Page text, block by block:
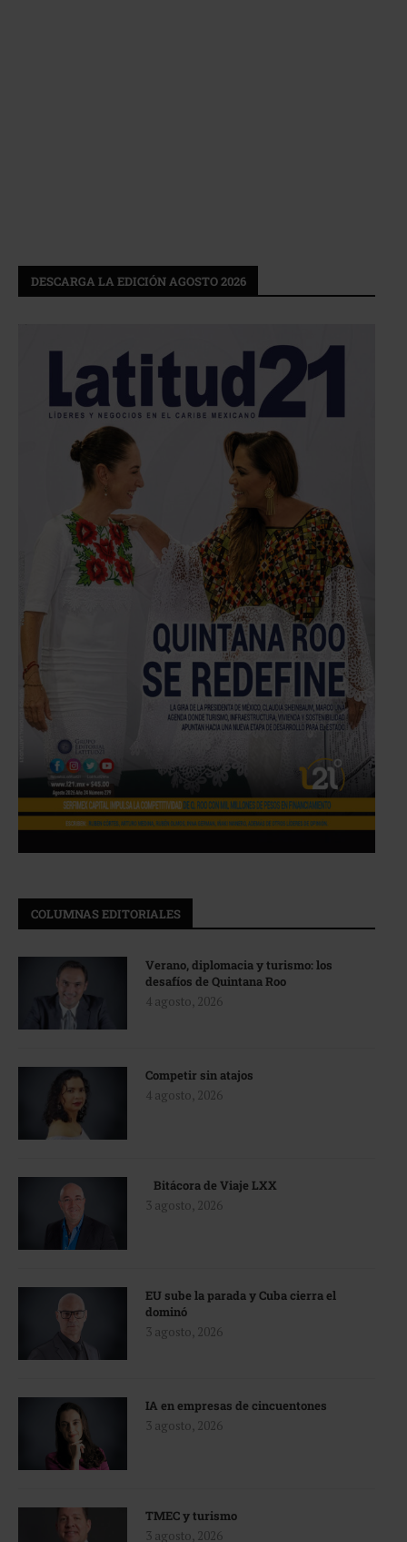
DESCARGA LA EDICIÓN AGOSTO 2026
COLUMNAS EDITORIALES
Verano, diplomacia y turismo: los
desafíos de Quintana Roo
4 agosto, 2026
Competir sin atajos
4 agosto, 2026
Bitácora de Viaje LXX
3 agosto, 2026
EU sube la parada y Cuba cierra el
dominó
3 agosto, 2026
IA en empresas de cincuentones
3 agosto, 2026
TMEC y turismo
3 agosto, 2026